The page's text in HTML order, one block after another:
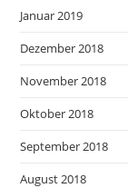
Januar 2019
Dezember 2018
November 2018
Oktober 2018
September 2018
August 2018